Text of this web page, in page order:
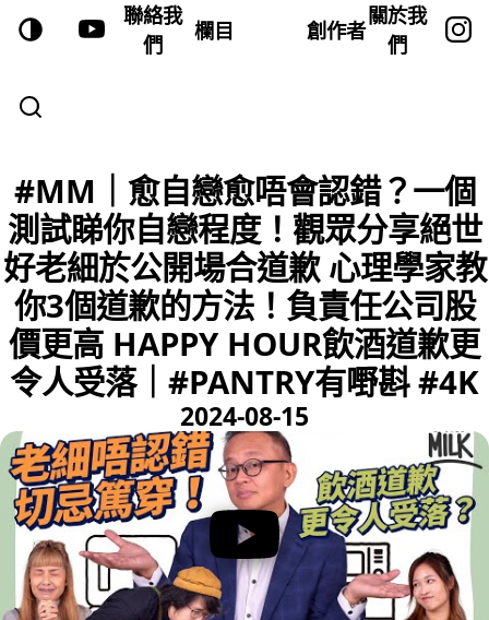
聯絡我
們
欄目 創作者
關於我
們
#MM｜愈自戀愈唔會認錯？一個
測試睇你自戀程度！觀眾分享絕世
好老細於公開場合道歉 心理學家教
你3個道歉的方法！負責任公司股
價更高 HAPPY HOUR飲酒道歉更
令人受落｜#PANTRY有嘢斟 #4K
2024-08-15